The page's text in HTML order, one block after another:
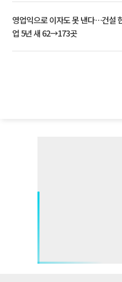
영업익으로 이자도 못 낸다…건설
업 5년 새 62→173곳